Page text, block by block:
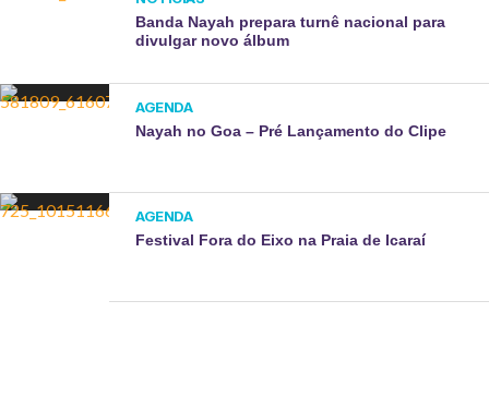
Banda Nayah prepara turnê nacional para
divulgar novo álbum
AGENDA
Nayah no Goa – Pré Lançamento do Clipe
AGENDA
Festival Fora do Eixo na Praia de Icaraí